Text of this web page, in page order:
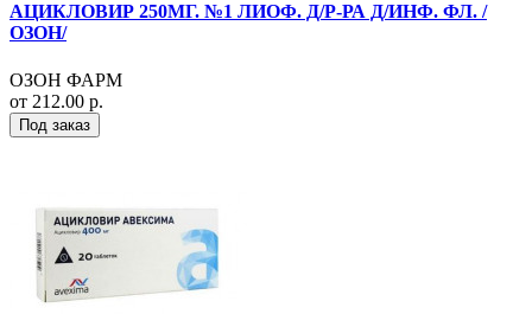
АЦИКЛОВИР 250МГ. №1 ЛИОФ. Д/Р-РА Д/ИНФ. ФЛ. /
ОЗОН/
ОЗОН ФАРМ
от 212.00 р.
Под заказ